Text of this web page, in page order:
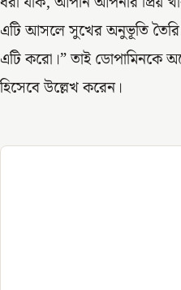
এটি আসলে সুখের অনুভূতি তৈরি
এটি করো।” তাই ডোপামিনকে
হিসেবে উল্লেখ করেন।